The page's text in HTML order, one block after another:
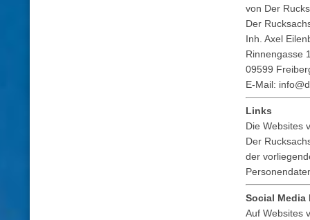
von Der
Der
Inh. Axel
Rinnengasse
09599
E-Mail:
Links
Die Websites
Der
der
Social
Auf Websites